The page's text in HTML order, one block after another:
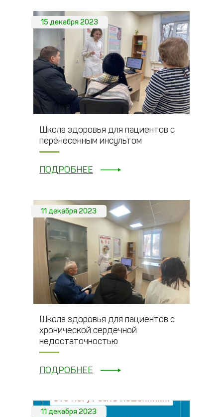
15 декабря 2023
Школа здоровья для пациентов с
перенесенным инсультом
ПОДРОБНЕЕ
11 декабря 2023
Школа здоровья для пациентов с
хронической сердечной
недостаточностью
ПОДРОБНЕЕ
11 декабря 2023